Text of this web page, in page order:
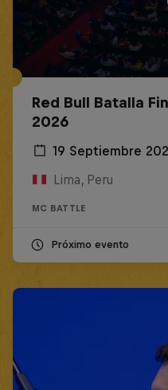
Red Bull Batalla
2026
19 Septiembre
Lima, Peru
MC BATTLE
Próximo evento